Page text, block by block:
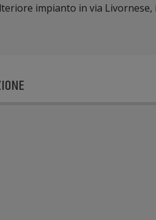
impianto in via Livornese,